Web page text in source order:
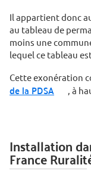
Il appartient donc
au tableau de
moins une
lequel ce tableau
Cette exonération
de la PDSA
, à
Installation
France